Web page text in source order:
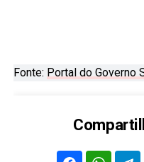
Fonte: Portal do Governo